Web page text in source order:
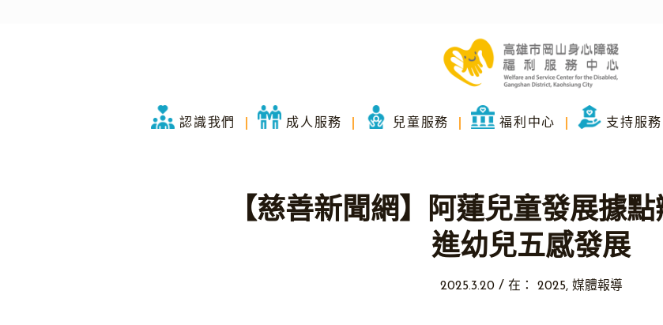
認識我們 成人服務 兒童服務 福利中心 支持服務
【慈善新聞網】阿蓮兒童發展據
進幼兒五感發展
2025.3.20 / 在： 2025, 媒體報導